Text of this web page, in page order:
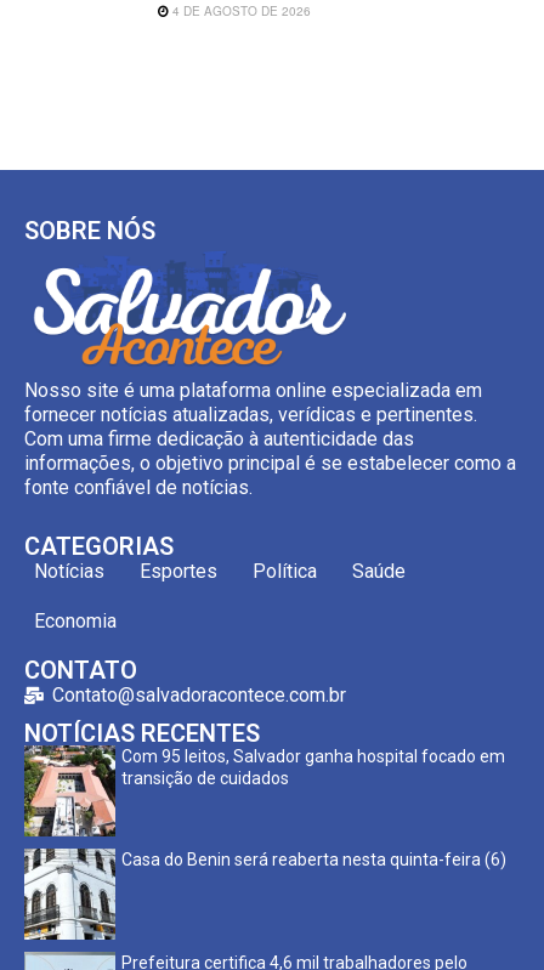
4 DE AGOSTO DE 2026
SOBRE NÓS
Nosso site é uma plataforma online especializada em
fornecer notícias atualizadas, verídicas e pertinentes.
Com uma firme dedicação à autenticidade das
informações, o objetivo principal é se estabelecer como a
fonte confiável de notícias.
CATEGORIAS
Notícias Esportes Política Saúde
Economia
CONTATO
Contato@salvadoracontece.com.br
NOTÍCIAS RECENTES
Com 95 leitos, Salvador ganha hospital focado em
transição de cuidados
Casa do Benin será reaberta nesta quinta-feira (6)
Prefeitura certifica 4,6 mil trabalhadores pelo